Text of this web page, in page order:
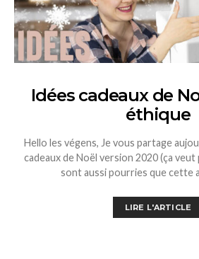
Idées cadeaux de
éthique
Hello les végens, Je vous partage
cadeaux de Noël version 2020 (ça veut
sont aussi pourries que cette
LIRE L'ARTICLE